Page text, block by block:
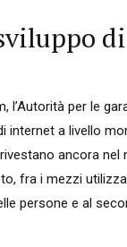
l’Autorità per le
internet a livello
ancora
fra i mezzi
persone e al